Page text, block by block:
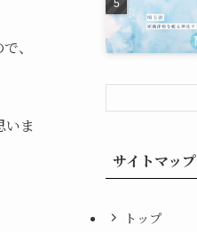
、
いま
サイトマップ
トップ